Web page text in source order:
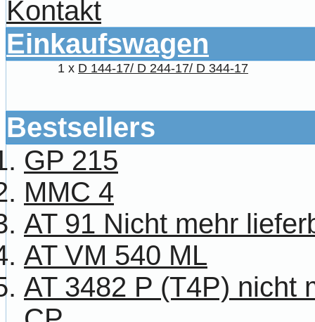
Kontakt
Einkaufswagen
1 x D 144-17/ D 244-17/ D 344-17
Bestsellers
GP 215
MMC 4
AT 91 Nicht mehr
AT VM 540 ML
AT 3482 P (T4P) nicht